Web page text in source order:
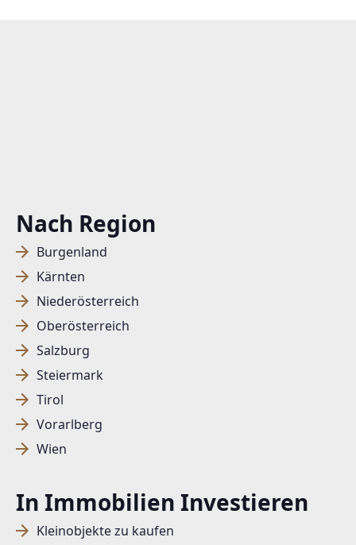
Nach Region
Burgenland
Kärnten
Niederösterreich
Oberösterreich
Salzburg
Steiermark
Tirol
Vorarlberg
Wien
In Immobilien Investieren
Kleinobjekte zu kaufen